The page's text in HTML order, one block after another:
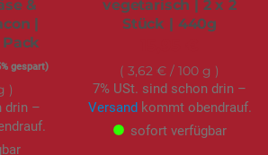
&
|
gespart)
drin –
vegetarisch | 2 x 2
Stück | 440g
3,62 € / 100 g
7% USt. sind schon drin –
Versandkommt obendrauf.
sofort verfügbar